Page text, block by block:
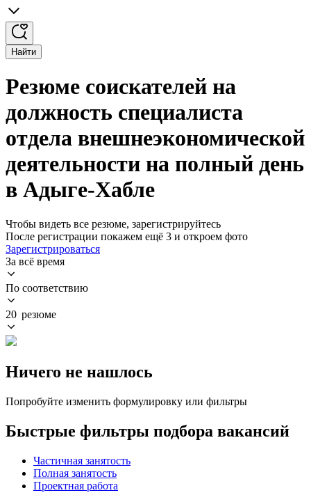
Найти
Резюме соискателей на
должность специалиста
отдела внешнеэкономической
деятельности на полный день
в Адыге-Хабле
Чтобы видеть все резюме, зарегистрируйтесь
После регистрации покажем ещё 3 и откроем фото
Зарегистрироваться
За всё время
По соответствию
20 резюме
Ничего не нашлось
Попробуйте изменить формулировку или фильтры
Быстрые фильтры подбора вакансий
Частичная занятость
Полная занятость
Проектная работа